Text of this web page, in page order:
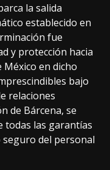
la salida
establecido en
fue
y protección hacia
en dicho
bajo
relaciones
de Bárcena, se
todas las garantías
del personal